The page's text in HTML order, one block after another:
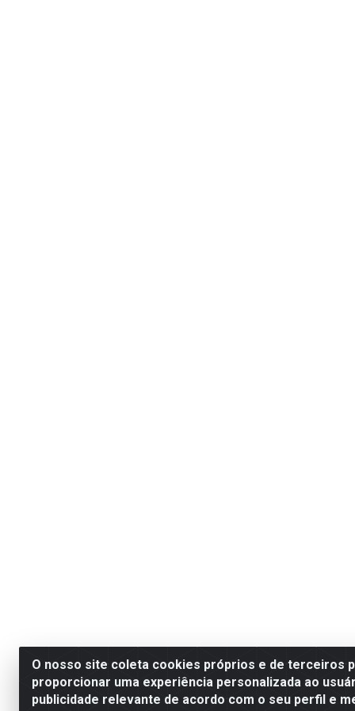
O nosso site coleta cookies próprios e de terceiros
proporcionar uma experiência personalizada ao
publicidade relevante de acordo com o seu perfil e